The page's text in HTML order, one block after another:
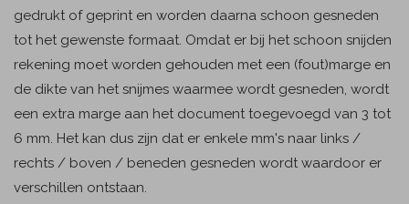
gedrukt of geprint en worden daarna schoon gesneden
tot het gewenste formaat. Omdat er bij het schoon snijden
rekening moet worden gehouden met een (fout)marge en
de dikte van het snijmes waarmee wordt gesneden, wordt
een extra marge aan het document toegevoegd van 3 tot
6 mm. Het kan dus zijn dat er enkele mm's naar links /
rechts / boven / beneden gesneden wordt waardoor er
verschillen ontstaan.